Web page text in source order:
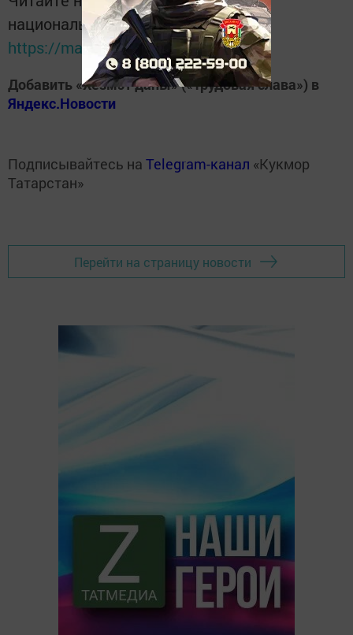
национальном мессенджере MАХ:
https://max.ru/tatmedia
Добавить «Хезмэт даны» («Трудовая слава») в
Яндекс.Новости
Подписывайтесь на Telegram-канал «Кукмор
Татарстан»
Перейти на страницу новости